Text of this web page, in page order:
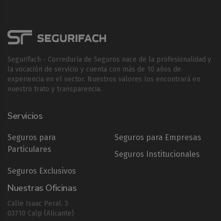
Segurifach - Correduría de Seguros nace de la profesionalidad y
la vocación de servicio y cuenta con más de 10 años de
experiencia en el sector. Nuestros valores los encontrará en
nuestro trato y transparencia.
Servicios
Seguros para
Particulares
Seguros para Empresas
Seguros Institucionales
Seguros Exclusivos
Nuestras Oficinas
Calle Isaac Peral, 3
03710 Calp (Alicante)